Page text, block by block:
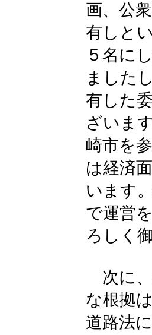
画、公
有しと
５名に
ました
有した
ざいま
崎市を
は経済
います
で運営
ろしく
次に、
な根拠
道路法